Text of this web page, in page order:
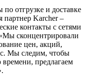
отгрузке и доставке
партнер Karcher –
контакты с сетями
сконцентрировали
цен, акций,
Мы следим, чтобы
времени, предлагаем